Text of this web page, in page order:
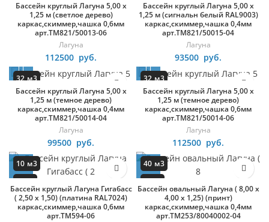
круг
Бассейн круглый Лагуна 5,00 х
1,25 м (светлое дерево)
каркас,скиммер,чашка 0,6мм
арт.ТМ821/50013-06
Лагуна
112500 руб.
круг
Бассейн круглый Лагуна 5,00 х
1,25 м (сигнальн белый RAL9003)
каркас,скиммер,чашка 0,4мм
арт.ТМ821/50015-04
Лагуна
93500 руб.
32 м3
круг
Бассейн круглый Лагуна 5,00 х
1,25 м (темное дерево)
каркас,скиммер,чашка 0,4мм
арт.ТМ821/50014-04
Лагуна
99500 руб.
32 м3
круг
Бассейн круглый Лагуна 5,00 х
1,25 м (темное дерево)
каркас,скиммер,чашка 0,6мм
арт.ТМ821/50014-06
Лагуна
112500 руб.
10 м3
круг
Бассейн круглый Лагуна Гигабасс
( 2,50 х 1,50) (платина RAL7024)
каркас,скиммер,чашка 0,6мм
арт.ТМ594-06
40 м3
овал
Бассейн овальный Лагуна ( 8,00 х
4,00 х 1,25) (принт)
каркас,скиммер,чашка 0,4мм
арт.ТМ253/80040002-04